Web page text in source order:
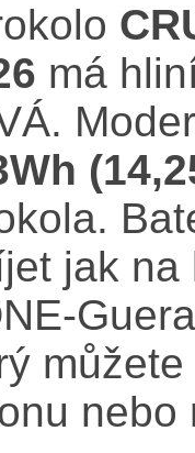
má
jak